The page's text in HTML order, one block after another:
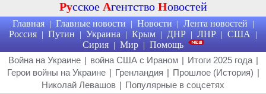
Русское Агентство Новостей
Главная | Главные новости | Новости | Лента новостей |
Россия | Путин | Украина | Крым | ДНР | ЛНР | США |
Сирия | Мир | Помощь
Война на Украине | война США с Ираном | Итоги 2025 года |
Герои войны на Украине | Гренландия | Прошлое (История) |
Николай Левашов | Популярные в соцсетях